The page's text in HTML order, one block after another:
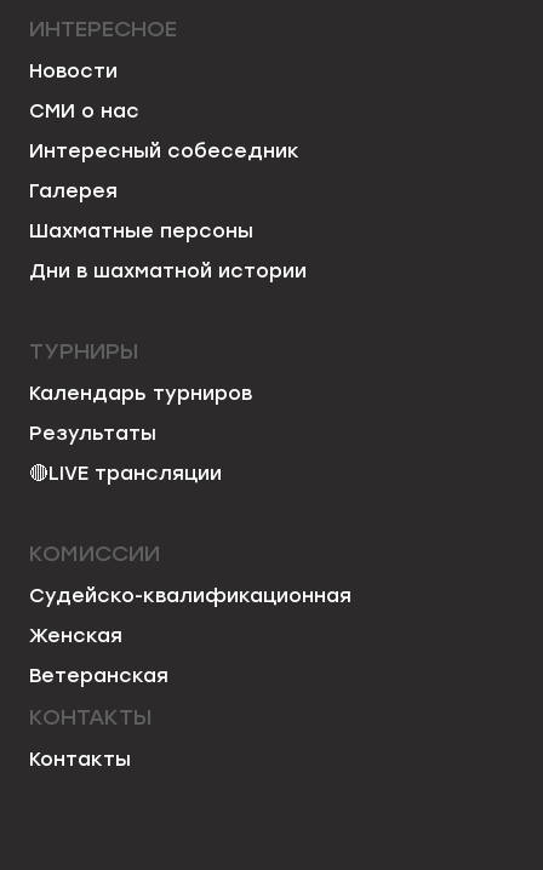
ИНТЕРЕСНОЕ
Новости
СМИ о нас
Интересный собеседник
Галерея
Шахматные персоны
Дни в шахматной истории
ТУРНИРЫ
Календарь турниров
Результаты
🔴LIVE трансляции
КОМИССИИ
Судейско-квалификационная
Женская
Ветеранская
КОНТАКТЫ
Контакты